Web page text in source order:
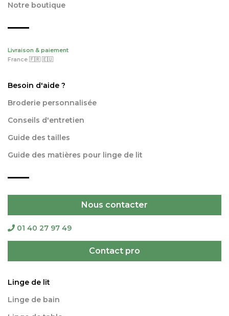
Notre boutique
Livraison & paiement
France 🇫🇷 🇪🇺
Besoin d'aide ?
Broderie personnalisée
Conseils d'entretien
Guide des tailles
Guide des matières pour linge de lit
Nous contacter
01 40 27 97 49
Contact pro
Linge de lit
Linge de bain